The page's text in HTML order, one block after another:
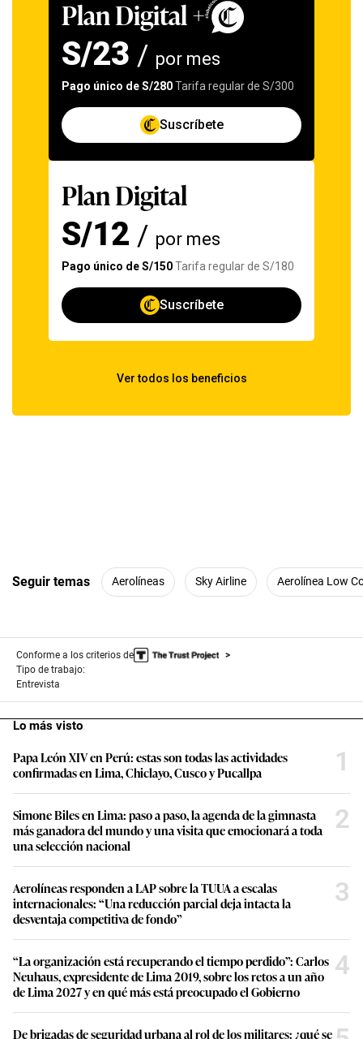
Seguir temas Aerolíneas Sky Airline Aerolínea Low
Conforme a los criterios de
Tipo de trabajo:
Entrevista
Lo más visto
Papa León XIV en Perú: estas son todas las actividades
confirmadas en Lima, Chiclayo, Cusco y Pucallpa
1
Simone Biles en Lima: paso a paso, la agenda de la gimnasta
más ganadora del mundo y una visita que emocionará a toda
una selección nacional
2
Aerolíneas responden a LAP sobre la TUUA a escalas
internacionales: “Una reducción parcial deja intacta la
desventaja competitiva de fondo”
3
“La organización está recuperando el tiempo perdido”: Carlos
Neuhaus, expresidente de Lima 2019, sobre los retos a un año
de Lima 2027 y en qué más está preocupado el Gobierno
4
De brigadas de seguridad urbana al rol de los militares: ¿qué se